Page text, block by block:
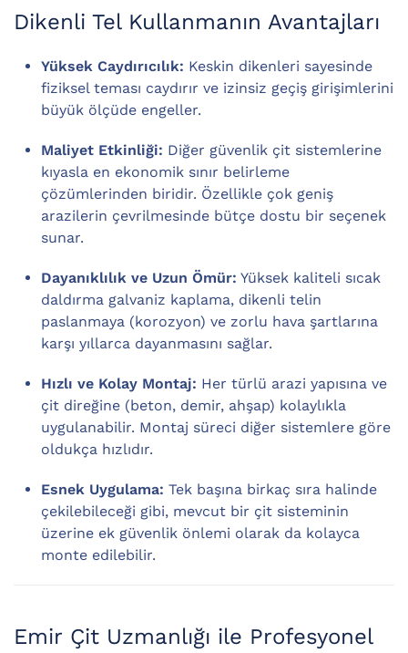
Dikenli Tel Kullanmanın Avantajları
Yüksek Caydırıcılık: Keskin dikenleri sayesinde
fiziksel teması caydırır ve izinsiz geçiş girişimlerini
büyük ölçüde engeller.
Maliyet Etkinliği: Diğer güvenlik çit sistemlerine
kıyasla en ekonomik sınır belirleme
çözümlerinden biridir. Özellikle çok geniş
arazilerin çevrilmesinde bütçe dostu bir seçenek
sunar.
Dayanıklılık ve Uzun Ömür: Yüksek kaliteli sıcak
daldırma galvaniz kaplama, dikenli telin
paslanmaya (korozyon) ve zorlu hava şartlarına
karşı yıllarca dayanmasını sağlar.
Hızlı ve Kolay Montaj: Her türlü arazi yapısına ve
çit direğine (beton, demir, ahşap) kolaylıkla
uygulanabilir. Montaj süreci diğer sistemlere göre
oldukça hızlıdır.
Esnek Uygulama: Tek başına birkaç sıra halinde
çekilebileceği gibi, mevcut bir çit sisteminin
üzerine ek güvenlik önlemi olarak da kolayca
monte edilebilir.
Emir Çit Uzmanlığı ile Profesyonel